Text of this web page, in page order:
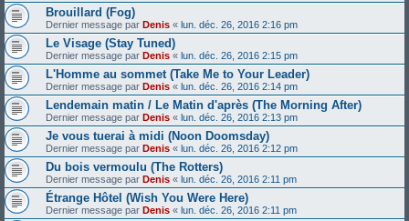
Brouillard (Fog)
Dernier message par Denis « lun. déc. 26, 2016 2:16 pm
Le Visage (Stay Tuned)
Dernier message par Denis « lun. déc. 26, 2016 2:15 pm
L'Homme au sommet (Take Me to Your Leader)
Dernier message par Denis « lun. déc. 26, 2016 2:14 pm
Lendemain matin / Le Matin d'après (The Morning After)
Dernier message par Denis « lun. déc. 26, 2016 2:13 pm
Je vous tuerai à midi (Noon Doomsday)
Dernier message par Denis « lun. déc. 26, 2016 2:12 pm
Du bois vermoulu (The Rotters)
Dernier message par Denis « lun. déc. 26, 2016 2:11 pm
Étrange Hôtel (Wish You Were Here)
Dernier message par Denis « lun. déc. 26, 2016 2:11 pm